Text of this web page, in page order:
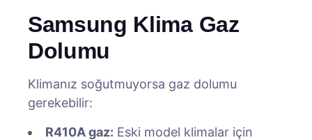
Samsung Klima Gaz
Dolumu
Klimanız soğutmuyorsa gaz dolumu
gerekebilir:
R410A gaz: Eski model klimalar için